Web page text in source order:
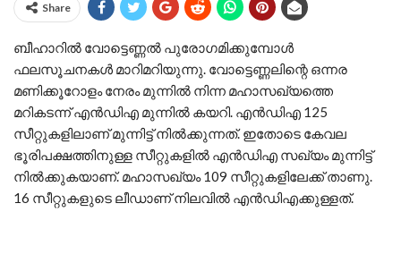
Share
ബീഹാറിൽ വോട്ടെണ്ണൽ പുരോഗമിക്കുമ്പോൾ
ഫലസൂചനകൾ മാറിമറിയുന്നു. വോട്ടെണ്ണലിന്റെ ഒന്നര
മണിക്കൂറോളം നേരം മുന്നിൽ നിന്ന മഹാസഖ്യത്തെ
മറികടന്ന് എൻഡിഎ മുന്നിൽ കയറി. എൻഡിഎ 125
സീറ്റുകളിലാണ് മുന്നിട്ട് നിൽക്കുന്നത്. ഇതോടെ കേവല
ഭൂരിപക്ഷത്തിനുള്ള സീറ്റുകളിൽ എൻഡിഎ സഖ്യം മുന്നിട്ട്
നിൽക്കുകയാണ്. മഹാസഖ്യം 109 സീറ്റുകളിലേക്ക് താണു.
16 സീറ്റുകളുടെ ലീഡാണ് നിലവിൽ എൻഡിഎക്കുള്ളത്.